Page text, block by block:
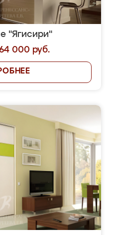
"Ягисири"
000 руб.